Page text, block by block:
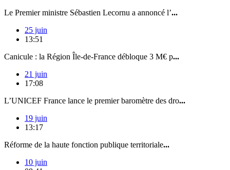
Le Premier ministre Sébastien Lecornu a annoncé l’...
25 juin
13:51
Canicule : la Région Île-de-France débloque 3 M€ p...
21 juin
17:08
L’UNICEF France lance le premier baromètre des dro...
19 juin
13:17
Réforme de la haute fonction publique territoriale...
10 juin